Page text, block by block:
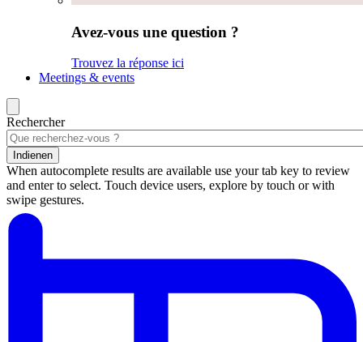
Avez-vous une question ?
Trouvez la réponse ici
Meetings & events
Rechercher
Indienen
When autocomplete results are available use your tab key to review
and enter to select. Touch device users, explore by touch or with
swipe gestures.
Résultats
recherche